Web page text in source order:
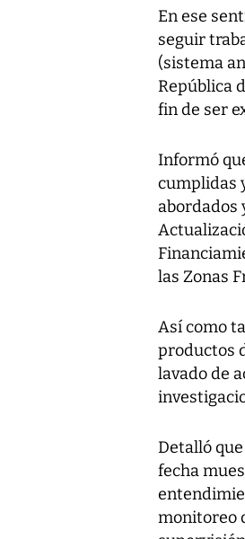
En ese
seguir
(sistema
República
fin de ser
Informó
cumplidas
abordados
las Zonas
Así como
productos
lavado de
Detalló
fecha
monitoreo